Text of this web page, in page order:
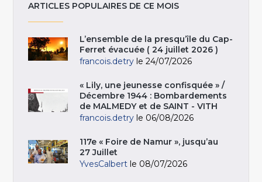
ARTICLES POPULAIRES DE CE MOIS
L’ensemble de la presqu’île du Cap-
Ferret évacuée ( 24 juillet 2026 )
francois.detry le 24/07/2026
« Lily, une jeunesse confisquée » /
Décembre 1944 : Bombardements
de MALMEDY et de SAINT - VITH
francois.detry le 06/08/2026
117e « Foire de Namur », jusqu’au
27 Juillet
YvesCalbert le 08/07/2026